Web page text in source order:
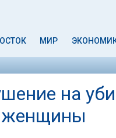
МИР
на
женщины